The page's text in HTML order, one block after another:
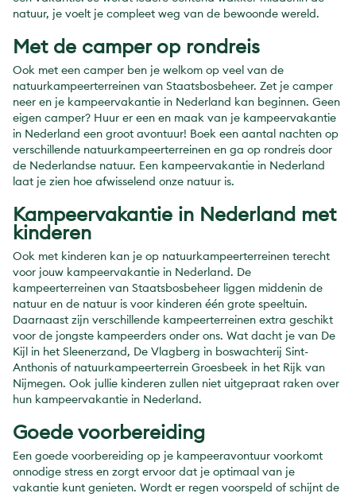
natuur, je voelt je compleet weg van de bewoonde wereld.
Met de camper op rondreis
Ook met een camper ben je welkom op veel van de
natuurkampeerterreinen van Staatsbosbeheer. Zet je camper
neer en je kampeervakantie in Nederland kan beginnen. Geen
eigen camper? Huur er een en maak van je kampeervakantie
in Nederland een groot avontuur! Boek een aantal nachten op
verschillende natuurkampeerterreinen en ga op rondreis door
de Nederlandse natuur. Een kampeervakantie in Nederland
laat je zien hoe afwisselend onze natuur is.
Kampeervakantie in Nederland met
kinderen
Ook met kinderen kan je op natuurkampeerterreinen terecht
voor jouw kampeervakantie in Nederland. De
kampeerterreinen van Staatsbosbeheer liggen middenin de
natuur en de natuur is voor kinderen één grote speeltuin.
Daarnaast zijn verschillende kampeerterreinen extra geschikt
voor de jongste kampeerders onder ons. Wat dacht je van De
Kijl in het Sleenerzand, De Vlagberg in boswachterij Sint-
Anthonis of natuurkampeerterrein Groesbeek in het Rijk van
Nijmegen. Ook jullie kinderen zullen niet uitgepraat raken over
hun kampeervakantie in Nederland.
Goede voorbereiding
Een goede voorbereiding op je kampeeravontuur voorkomt
onnodige stress en zorgt ervoor dat je optimaal van je
vakantie kunt genieten. Wordt er regen voorspeld of schijnt de